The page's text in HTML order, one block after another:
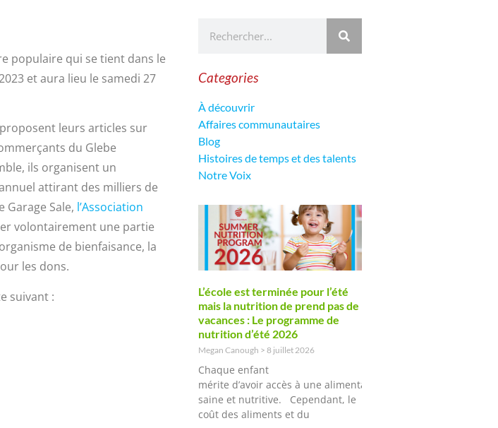
populaire qui se tient dans le
et aura lieu le samedi 27
leurs articles sur
du Glebe
ils organisent un
attirant des milliers de
Sale, l’Association
volontairement une partie
de bienfaisance, la
les dons.
suivant :
Categories
À découvrir
Affaires communautaires
Blog
Histoires de temps et des talents
Notre Voix
L’école est terminée pour l’été
mais la nutrition de prend pas de
vacances : Le programme de
nutrition d’été 2026
Megan Canough 8 juillet 2026
Chaque enfant
mérite d’avoir accès à une alimentation
saine et nutritive. Cependant, le
coût des aliments et du